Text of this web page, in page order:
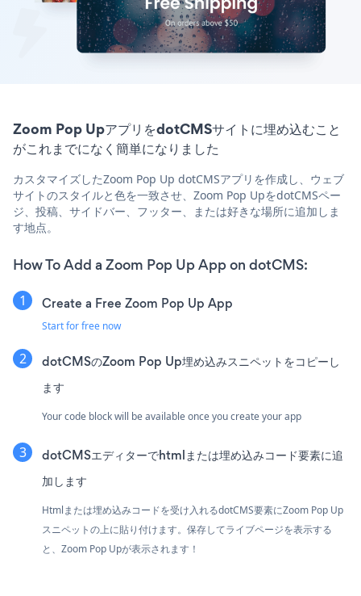
Zoom Pop UpアプリをdotCMSサイトに埋め込むこと
がこれまでになく簡単になりました
カスタマイズしたZoom Pop Up dotCMSアプリを作成し、ウェブ
サイトのスタイルと色を一致させ、Zoom Pop UpをdotCMSペー
ジ、投稿、サイドバー、フッター、または好きな場所に追加しま
す地点。
How To Add a Zoom Pop Up App on dotCMS:
Create a Free Zoom Pop Up App
Start for free now
dotCMSのZoom Pop Up埋め込みスニペットをコピーし
ます
Your code block will be available once you create your app
dotCMSエディターでhtmlまたは埋め込みコード要素に追
加します
Htmlまたは埋め込みコードを受け入れるdotCMS要素にZoom Pop Up
スニペットの上に貼り付けます。保存してライブページを表示する
と、Zoom Pop Upが表示されます！